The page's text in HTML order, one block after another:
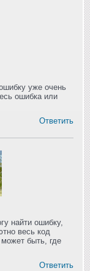
уже очень
ошибка или
Ответить
найти ошибку,
весь код
быть, где
Ответить